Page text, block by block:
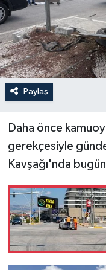
Paylaş
Daha önce
gerekçesiyle
Kavşağı'nda
OTOPARK
TEKNOLOJİ